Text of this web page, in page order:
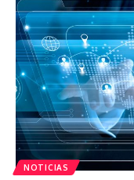
NOTICIAS